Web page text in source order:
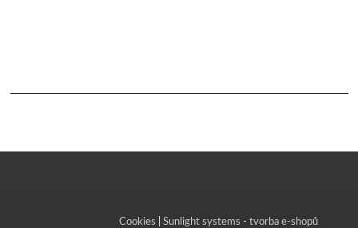
Cookies | Sunlight systems - tvorba e-shopů